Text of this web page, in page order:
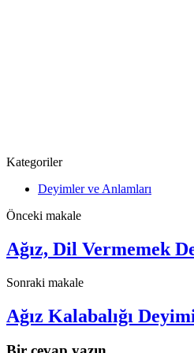
Kategoriler
Deyimler ve Anlamları
Önceki makale
Ağız, Dil Vermemek
Sonraki makale
Ağız Kalabalığı